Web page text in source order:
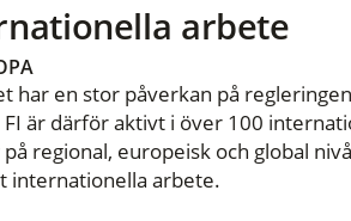
arbete
har en stor påverkan på
är därför aktivt i över 100
regional, europeisk och global
internationella arbete.